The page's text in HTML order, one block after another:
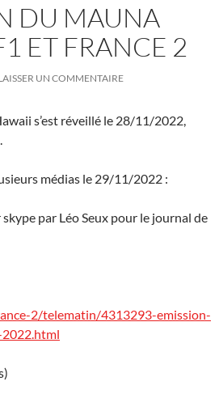
DU MAUNA
ET FRANCE 2
UN COMMENTAIRE
s’est réveillé le 28/11/2022,
médias le 29/11/2022 :
par Léo Seux pour le journal de
2/telematin/4313293-emission-